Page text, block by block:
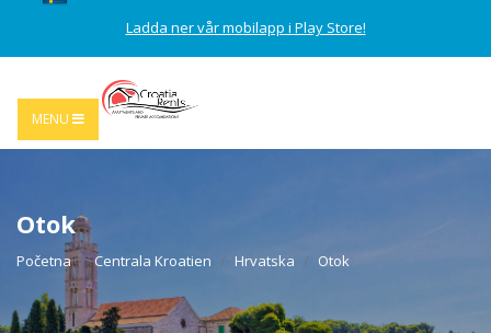
Ladda ner vår mobilapp i Play Store!
MENU
Otok
Početna Centrala Kroatien Hrvatska Otok